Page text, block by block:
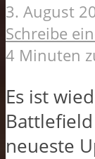
3. August
Schreibe
4 Minuten
Es ist
neueste